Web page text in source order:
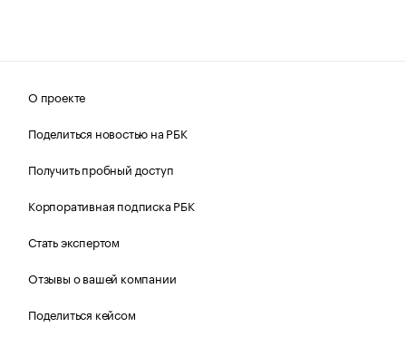
О проекте
Поделиться новостью на РБК
Получить пробный доступ
Корпоративная подписка РБК
Стать экспертом
Отзывы о вашей компании
Поделиться кейсом